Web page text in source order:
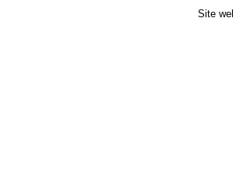
Site